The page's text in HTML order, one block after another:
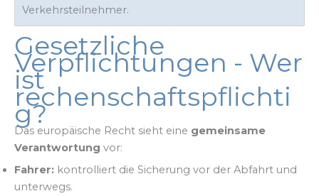
Verkehrsteilnehmer.
Gesetzliche
Verpflichtungen - Wer
ist
rechenschaftspflichti
g?
Das europäische Recht sieht eine gemeinsame
Verantwortung vor:
Fahrer: kontrolliert die Sicherung vor der Abfahrt und
unterwegs.